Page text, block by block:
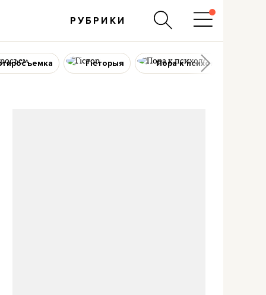
РУБРИКИ
Гісторыя Пора к психологу